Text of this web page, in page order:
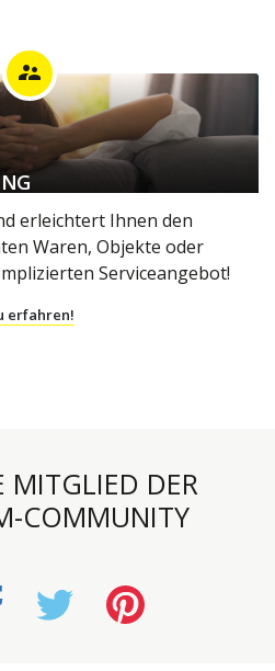
supervisor_account
erleichtert Ihnen den
Waren, Objekte oder
Serviceangebot!
erfahren!
MITGLIED DER
COMMUNITY